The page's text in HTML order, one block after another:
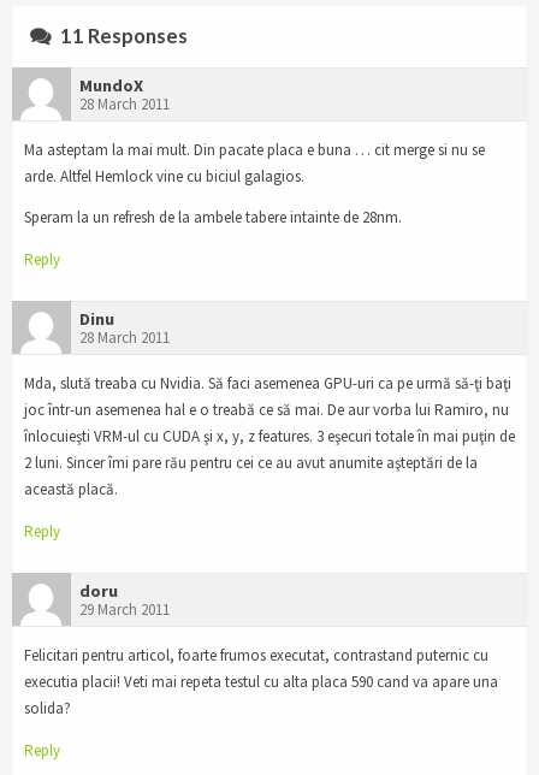
11 Responses
MundoX
28 March 2011
Ma asteptam la mai mult. Din pacate placa e buna … cit merge si nu se
arde. Altfel Hemlock vine cu biciul galagios.
Speram la un refresh de la ambele tabere intainte de 28nm.
Reply
Dinu
28 March 2011
Mda, slută treaba cu Nvidia. Să faci asemenea GPU-uri ca pe urmă să-ţi baţi
joc într-un asemenea hal e o treabă ce să mai. De aur vorba lui Ramiro, nu
înlocuieşti VRM-ul cu CUDA şi x, y, z features. 3 eşecuri totale în mai puţin de
2 luni. Sincer îmi pare rău pentru cei ce au avut anumite aşteptări de la
această placă.
Reply
doru
29 March 2011
Felicitari pentru articol, foarte frumos executat, contrastand puternic cu
executia placii! Veti mai repeta testul cu alta placa 590 cand va apare una
solida?
Reply